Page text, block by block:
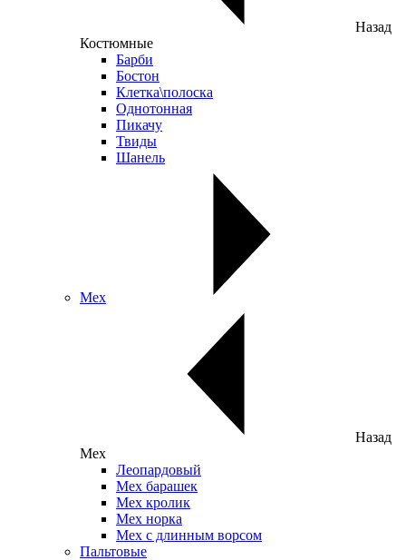
Назад
Костюмные
Барби
Бостон
Клетка\полоска
Однотонная
Пикачу
Твиды
Шанель
Мех
Назад
Мех
Леопардовый
Мех барашек
Мех кролик
Мех норка
Мех с длинным ворсом
Пальтовые